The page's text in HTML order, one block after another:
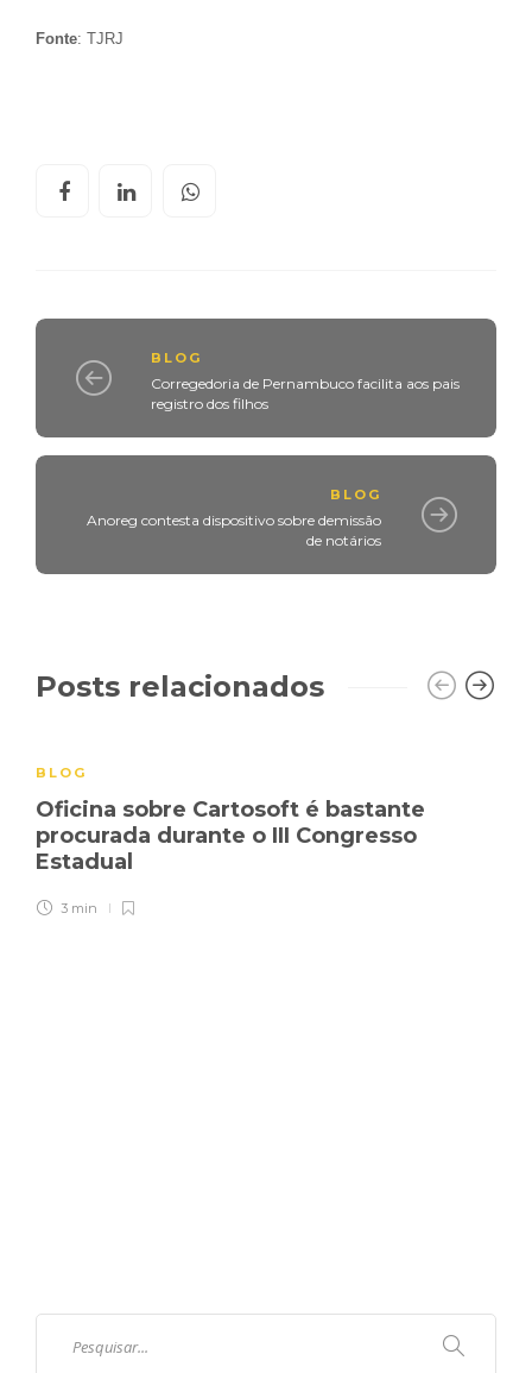
Fonte: TJRJ
BLOG
Corregedoria de Pernambuco facilita aos pais
registro dos filhos
BLOG
Anoreg contesta dispositivo sobre demissão
de notários
Posts relacionados
BLOG
Oficina sobre Cartosoft é bastante
procurada durante o III Congresso
Estadual
3 min